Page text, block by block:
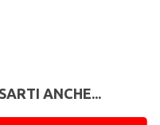
ANCHE...